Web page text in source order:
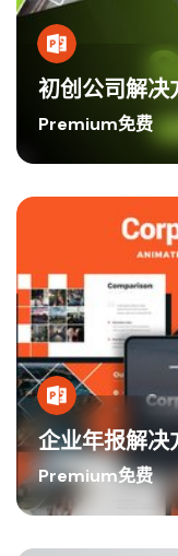
Premium免费
Premium免费